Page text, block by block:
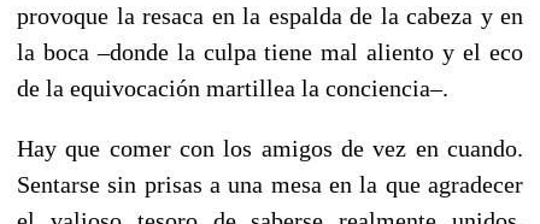
provoque la resaca en la espalda de la cabeza y en
la boca –donde la culpa tiene mal aliento y el eco
de la equivocación martillea la conciencia–.
Hay que comer con los amigos de vez en cuando.
Sentarse sin prisas a una mesa en la que agradecer